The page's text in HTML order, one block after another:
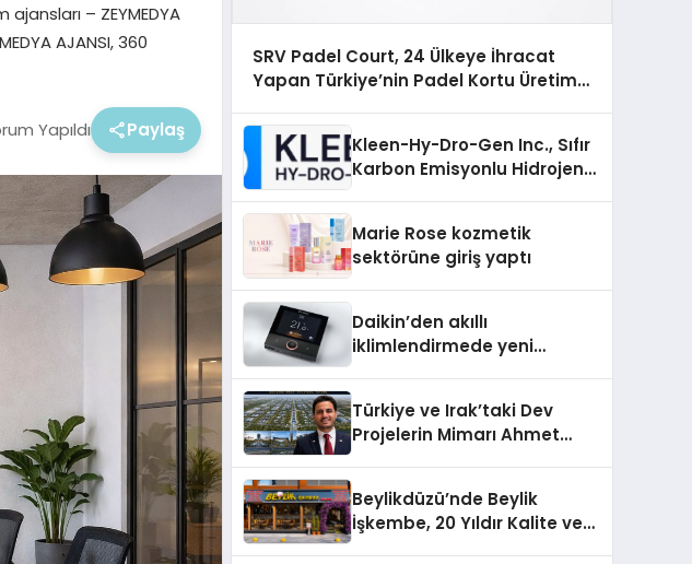
– ZEYMEDYA
AJANSI, 360
Yapıldı Paylaş
SRV Padel Court, 24 Ülkeye İhracat
Yapan Türkiye’nin Padel Kortu Üretim
Kleen-Hy-Dro-Gen Inc., Sıfır
Karbon Emisyonlu Hidrojen
Aldı
Marie Rose kozmetik
sektörüne giriş yaptı
Daikin’den akıllı
iklimlendirmede yeni
Türkiye ve Irak’taki Dev
Projelerin Mimarı Ahmet
Holding Industrial City”
Projesini Hayata Geçirecek
Beylikdüzü’nde Beylik
İşkembe, 20 Yıldır Kalite ve